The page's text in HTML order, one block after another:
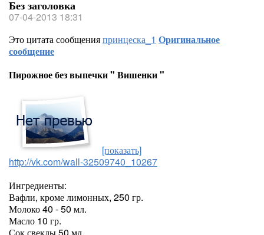
Без заголовка
07-04-2013 18:31
Это цитата сообщенияпринцеска_1 Оригинальное
сообщение
Пирожное без выпечки " Вишенки "
[показать]
http://vk.com/wall-32509740_10267
Ингредиенты:
Вафли, кроме лимонных, 250 гр.
Молоко 40 - 50 мл.
Масло 10 гр.